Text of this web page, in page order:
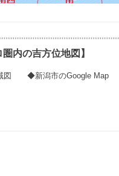
内の吉方位地図】
図 ◆新潟市のGoogle Map